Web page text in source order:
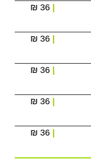
36 ₪
36 ₪
36 ₪
36 ₪
36 ₪